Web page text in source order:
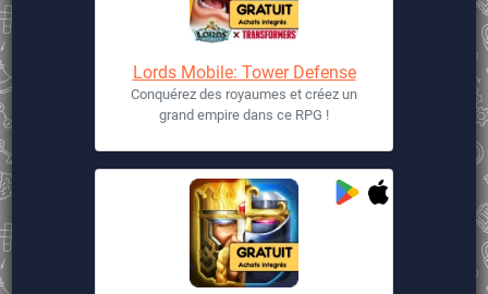
Lords Mobile: Tower Defense
Conquérez des royaumes et créez un
grand empire dans ce RPG !